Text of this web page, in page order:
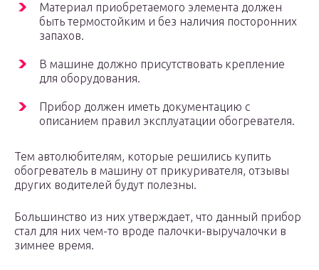
Материал приобретаемого элемента должен
быть термостойким и без наличия посторонних
запахов.
В машине должно присутствовать крепление
для оборудования.
Прибор должен иметь документацию с
описанием правил эксплуатации обогревателя.
Тем автолюбителям, которые решились купить
обогреватель в машину от прикуривателя, отзывы
других водителей будут полезны.
Большинство из них утверждает, что данный прибор
стал для них чем-то вроде палочки-выручалочки в
зимнее время.